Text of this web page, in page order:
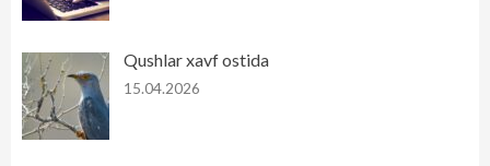
Qushlar xavf ostida
15.04.2026